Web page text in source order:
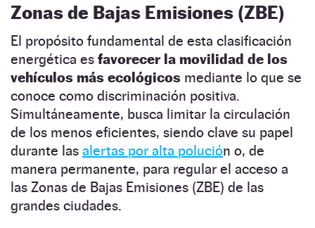
Zonas de Bajas Emisiones (ZBE)
El propósito fundamental de esta clasificación
energética es favorecer la movilidad de los
vehículos más ecológicos mediante lo que se
conoce como discriminación positiva.
Simultáneamente, busca limitar la circulación
de los menos eficientes, siendo clave su papel
durante las alertas por alta polución o, de
manera permanente, para regular el acceso a
las Zonas de Bajas Emisiones (ZBE) de las
grandes ciudades.